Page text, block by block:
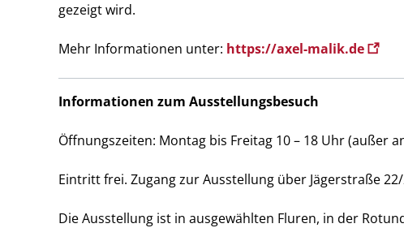
gezeigt wird.
Mehr Informationen unter: https://axel-malik.de
Informationen zum Ausstellungsbesuch
Öffnungszeiten: Montag bis Freitag 10 – 18 Uhr (außer
Eintritt frei. Zugang zur Ausstellung über Jägerstraße
Die Ausstellung ist in ausgewählten Fluren, in der